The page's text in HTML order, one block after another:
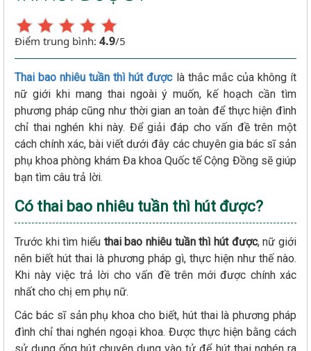
Điểm trung bình: 4.9/5
Thai bao nhiêu tuần thì hút đượclà thắc mắc của không ít
nữ giới khi mang thai ngoài ý muốn, kế hoạch cần tìm
phương pháp cũng như thời gian an toàn để thực hiện đình
chỉ thai nghén khi này. Để giải đáp cho vấn đề trên một
cách chính xác, bài viết dưới đây các chuyên gia bác sĩ sản
phụ khoa phòng khám Đa khoa Quốc tế Cộng Đồng sẽ giúp
bạn tìm câu trả lời.
Có thai bao nhiêu tuần thì hút được?
Trước khi tìm hiểu thai bao nhiêu tuần thì hút được, nữ giới
nên biết hút thai là phương pháp gì, thực hiện như thế nào.
Khi này việc trả lời cho vấn đề trên mới được chính xác
nhất cho chị em phụ nữ.
Các bác sĩ sản phụ khoa cho biết, hút thai là phương pháp
đình chỉ thai nghén ngoại khoa. Được thực hiện bằng cách
sử dụng ống hút chuyên dụng vào tử để hút thai nghén ra